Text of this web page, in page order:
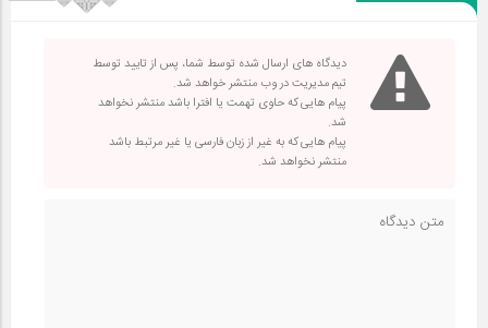
دیدگاه های ارسال شده توسط شما، پس از تایید توسط
تیم مدیریت در وب منتشر خواهد شد.
پیام هایی که حاوی تهمت یا افترا باشد منتشر نخواهد
شد.
پیام هایی که به غیر از زبان فارسی یا غیر مرتبط باشد
منتشر نخواهد شد.